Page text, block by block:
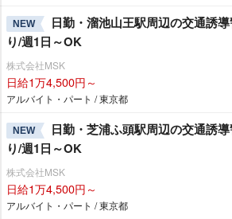
NEW
日勤・溜池山王駅周辺の交通誘
り/週1日～OK
株式会社MSK
日給1万4,500円～
アルバイト・パート / 東京都
NEW
日勤・芝浦ふ頭駅周辺の交通誘
り/週1日～OK
株式会社MSK
日給1万4,500円～
アルバイト・パート / 東京都